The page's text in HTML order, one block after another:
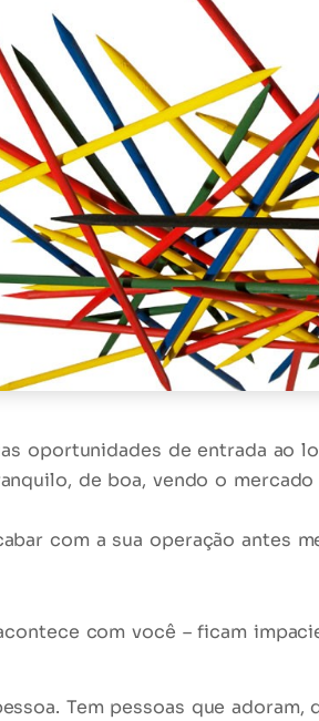
oportunidades de entrada ao
, de boa, vendo o
com a sua operação antes
com você – ficam
Tem pessoas que